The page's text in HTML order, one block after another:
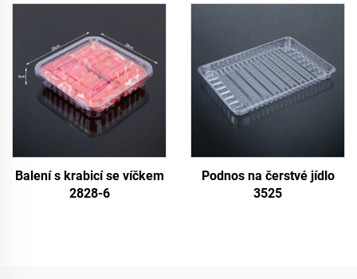
Balení s krabicí se víčkem
2828-6
Podnos na čerstvé jídlo
3525